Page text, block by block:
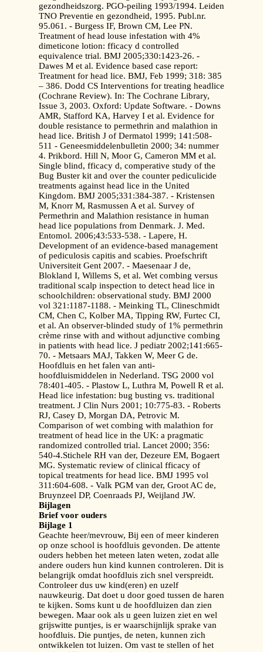
gezondheidszorg. PGO-peiling 1993/1994. Leiden
TNO Preventie en gezondheid, 1995. Publ.nr.
95.061. - Burgess IF, Brown CM, Lee PN.
Treatment of head louse infestation with 4%
dimeticone lotion: fficacy d controlled
equivalence trial. BMJ 2005;330:1423-26. -
Dawes M et al. Evidence based case report:
Treatment for head lice. BMJ, Feb 1999; 318: 385
– 386. Dodd CS Interventions for treating headlice
(Cochrane Review). In: The Cochrane Library,
Issue 3, 2003. Oxford: Update Software. - Downs
AMR, Stafford KA, Harvey I et al. Evidence for
double resistance to permethrin and malathion in
head lice. British J of Dermatol 1999; 141:508-
511 - Geneesmiddelenbulletin 2000; 34: nummer
4. Prikbord. Hill N, Moor G, Cameron MM et al.
Single blind, fficacy d, comperative study of the
Bug Buster kit and over the counter pediculicide
treatments against head lice in the United
Kingdom. BMJ 2005;331:384-387. - Kristensen
M, Knorr M, Rasmussen A et al. Survey of
Permethrin and Malathion resistance in human
head lice populations from Denmark. J. Med.
Entomol. 2006;43:533-538. - Lapere, H.
Development of an evidence-based management
of pediculosis capitis and scabies. Proefschrift
Universiteit Gent 2007. - Maesenaar J de,
Blokland I, Willems S, et al. Wet combing versus
traditional scalp inspection to detect head lice in
schoolchildren: observational study. BMJ 2000
vol 321:1187-1188. - Meinking TL, Clineschmidt
CM, Chen C, Kolber MA, Tipping RW, Furtec CI,
et al. An observer-blinded study of 1% permethrin
crème rinse with and without adjunctive combing
in patients with head lice. J pediatr 2002;141:665-
70. - Metsaars MAJ, Takken W, Meer G de.
Hoofdluis en het falen van anti-
hoofdluismiddelen in Nederland. TSG 2000 vol
78:401-405. - Plastow L, Luthra M, Powell R et al.
Head lice infestation: bug busting vs. traditional
treatment. J Clin Nurs 2001; 10:775-83. - Roberts
RJ, Casey D, Morgan DA, Petrovic M.
Comparison of wet combing with malathion for
treatment of head lice in the UK: a pragmatic
randomized controlled trial. Lancet 2000; 356:
540-4.Stichele RH van der, Dezeure EM, Bogaert
MG. Systematic review of clinical fficacy of
topical treatments for head lice. BMJ 1995 vol
311:604-608. - Valk PGM van der, Groot AC de,
Bruynzeel DP, Coenraads PJ, Weijland JW.
Bijlagen
Brief voor ouders
Bijlage 1
Geachte heer/mevrouw, Bij een of meer kinderen
op onze school is hoofdluis gevonden. De attente
ouders hebben het meteen laten weten, zodat alle
andere ouders hun kind kunnen controleren. Dit is
belangrijk omdat hoofdluis zich snel verspreidt.
Controleer dus uw kind(eren) en uzelf
nauwkeurig. Dat doet u door goed tussen de haren
te kijken. Soms kunt u de hoofdluizen dan zien
bewegen. Maar ook als u geen luizen ziet en wel
grijswitte puntjes, is er waarschijnlijk sprake van
hoofdluis. Die puntjes, de neten, kunnen zich
ontwikkelen tot luizen. Om vast te stellen of het